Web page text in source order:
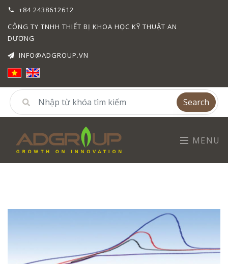
+84 2438612612
CÔNG TY TNHH THIẾT BỊ KHOA HỌC KỸ THUẬT AN
DƯƠNG
INFO@ADGROUP.VN
Search
MENU